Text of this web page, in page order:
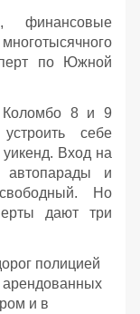
финансовые
по Южной
Коломбо 8 и 9
себе
Вход на
автопарады и
Но
дают три
полицией
арендованных
и в